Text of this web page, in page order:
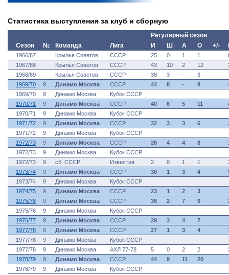
Статистика выступления за клуб и сборную
Регулярный сезон
Сезон
№ Команда Лига И Ш А О +/-
1966/67 Крылья Советов СССР 25 0 1 1
1967/68
Крылья Советов СССР 43 10 2 12
1968/69
Крылья Советов СССР 38 3 - 3
1969/70
9 Динамо Москва СССР 44 8 - 8
1969/70
9 Динамо Москва
Кубок СССР
1970/71
9 Динамо Москва СССР 40 6 5 11
1970/71
9 Динамо Москва
Кубок СССР
1971/72
9 Динамо Москва СССР 32 3 3 6
1971/72
9 Динамо Москва
Кубок СССР
1972/73
9 Динамо Москва СССР 26 4 4 8
1972/73
9 Динамо Москва
Кубок СССР
1972/73
9 сб. СССР Известия 2 0 1 1
1973/74
9 Динамо Москва СССР 30 1 3 4
1973/74
9 Динамо Москва
Кубок СССР
1974/75
9 Динамо Москва СССР 23 1 2 3
1975/76
9 Динамо Москва СССР 36 2 7 9
1975/76
9 Динамо Москва
Кубок СССР
1976/77
9 Динамо Москва СССР 29 3 4 7
1977/78
9 Динамо Москва СССР 27 1 3 4
1977/78
9 Динамо Москва
Кубок СССР
1977/78
9 Динамо Москва АХЛ 77-78 5 0 2 2
1978/79
9 Динамо Москва СССР 44 9 11 20
1978/79
9 Динамо Москва
Кубок СССР